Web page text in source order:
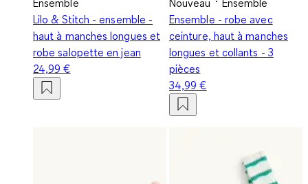
Lilo & Stitch - ensemble -
haut à manches longues et
robe salopette en jean
24,99 €
Ensemble - robe avec
ceinture, haut à manches
longues et collants - 3
pièces
34,99 €